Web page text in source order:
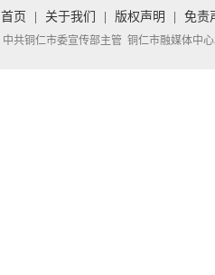
首页 关于我们 版权声明 免责
中共铜仁市委宣传部主管 铜仁市融媒体中心